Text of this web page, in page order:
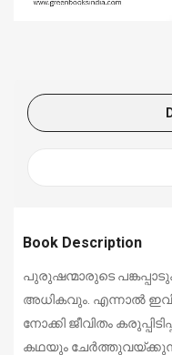
Book Description
പുരുഷന്മാരുടെ
അധികവും. എന്നാല്‍
നോക്കി ജീവിതം
കഥയും